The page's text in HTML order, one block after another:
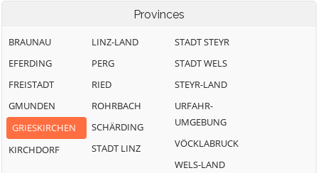
Trattnach
Provinces
BRAUNAU
EFERDING
FREISTADT
GMUNDEN
GRIESKIRCHEN
KIRCHDORF
LINZ-LAND
PERG
RIED
ROHRBACH
SCHÄRDING
STADT LINZ
STADT STEYR
STADT WELS
STEYR-LAND
URFAHR-
UMGEBUNG
VÖCKLABRUCK
WELS-LAND